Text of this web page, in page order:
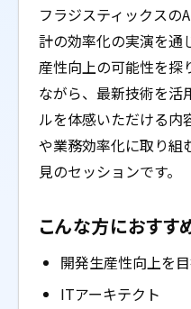
フラジスティックス
計の効率化の実演を通
産性向上の可能性を探
ながら、最新技術を活
ルを体感いただける内
や業務効率化に取り組
見のセッションです。
こんな方におすす
開発生産性向上を
ITアーキテクト